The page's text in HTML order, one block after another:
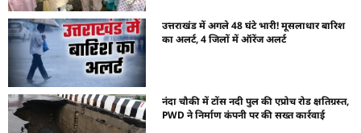
उत्तराखंड में अगले 48 घंटे भारी! मूसलाधार बारिश
का अलर्ट, 4 जिलों में ऑरेंज अलर्ट
नंदा चौकी में टोंस नदी पुल की एप्रोच रोड क्षतिग्रस्त,
PWD ने निर्माण कंपनी पर की सख्त कार्रवाई